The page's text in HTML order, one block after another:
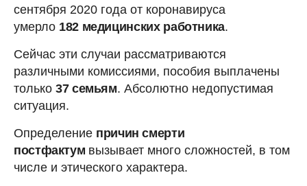
сентября 2020 года от коронавируса
умерло 182 медицинских работника.
Сейчас эти случаи рассматриваются
различными комиссиями, пособия выплачены
только 37 семьям. Абсолютно недопустимая
ситуация.
Определение причин смерти
постфактум вызывает много сложностей, в том
числе и этического характера.